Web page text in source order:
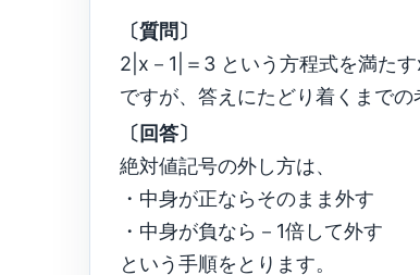
〔質問〕
2|x－1|＝3 という方程式を満た
ですが、答えにたどり着くまで
〔回答〕
絶対値記号の外し方は、
・中身が正ならそのまま外す
・中身が負なら－1倍して外す
という手順をとります。